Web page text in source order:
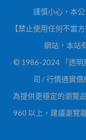
謹慎小心，本公
【禁止使用任何不當
網站，本站
© 1986-2024 「透明
司 / 行情通實
為提供更穩定的瀏覽
960 以上，建議瀏覽